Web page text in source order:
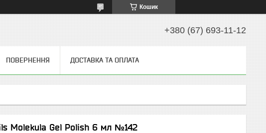
Кошик
+380 (67) 693-11-12
ПОВЕРНЕННЯ ДОСТАВКА ТА ОПЛАТА
Molekula Gel Polish 6 мл №142